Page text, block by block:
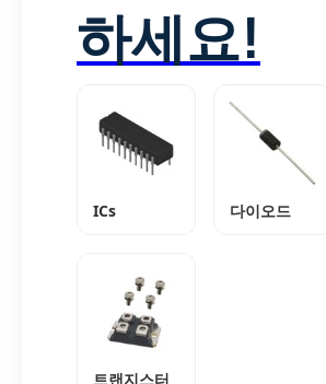
하세요!
ICs 다이오드
트랜지스터